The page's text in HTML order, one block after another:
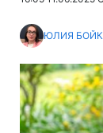
ЮЛИЯ